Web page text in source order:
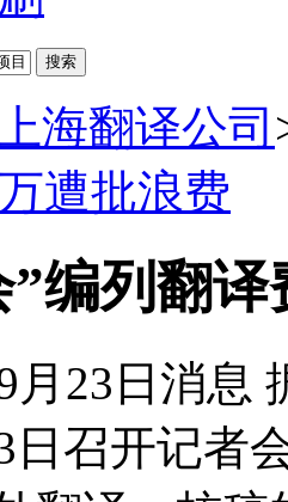
上海翻译公司
遭批浪费
”编列翻
月23日消息
日召开记者